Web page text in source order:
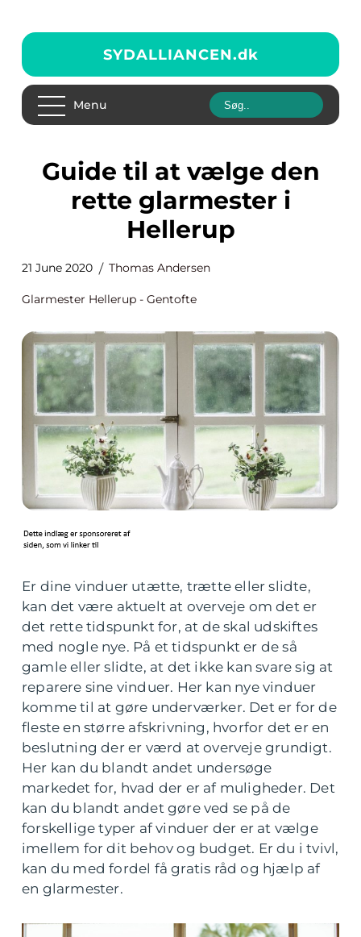
SYDALLIANCEN.dk
Menu
Guide til at vælge den
rette glarmester i
Hellerup
21 June 2020 Thomas Andersen
Glarmester Hellerup - Gentofte
Er dine vinduer utætte, trætte eller slidte,
kan det være aktuelt at overveje om det er
det rette tidspunkt for, at de skal udskiftes
med nogle nye. På et tidspunkt er de så
gamle eller slidte, at det ikke kan svare sig at
reparere sine vinduer. Her kan nye vinduer
komme til at gøre underværker. Det er for de
fleste en større afskrivning, hvorfor det er en
beslutning der er værd at overveje grundigt.
Her kan du blandt andet undersøge
markedet for, hvad der er af muligheder. Det
kan du blandt andet gøre ved se på de
forskellige typer af vinduer der er at vælge
imellem for dit behov og budget. Er du i tvivl,
kan du med fordel få gratis råd og hjælp af
en glarmester.